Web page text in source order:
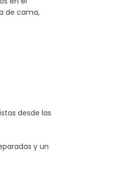
de cama,
desde las
y un